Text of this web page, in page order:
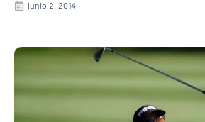
junio 2, 2014